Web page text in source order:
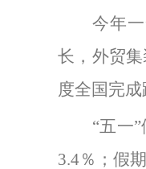
今年
长，外贸
度全国完
“五一
3.4％；假